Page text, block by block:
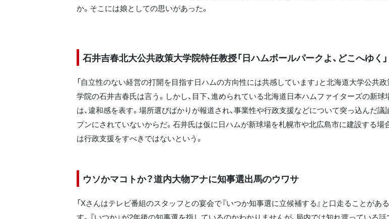
か。そこには娘としての思いがあった。
石井吉春北大公共政策大学院特任教授「日ハムボールパークよ、どこへゆく」
「自立性のない経営の打開を目指す日ハムの方向性には共感しています」と北海道大学公共
学院の石井吉春氏は言う。しかし、目下、進められている北海道日本ハムファイターズの新球
は、違和感を表す。場所選びばかりが報道され、事業性や行政支援などについて突っ込んだ議
プンにされていないからだ。石井氏は仮に日ハムが新球場を札幌市や北広島市に建設する場
は行政支援をすべきではないという。
ウソかマコトか？道内大物アナに知事選出馬のウワサ
「Xさんはテレビ番組のスタッフとの宴会で『いつか知事選に立候補する』と口走ることがあ